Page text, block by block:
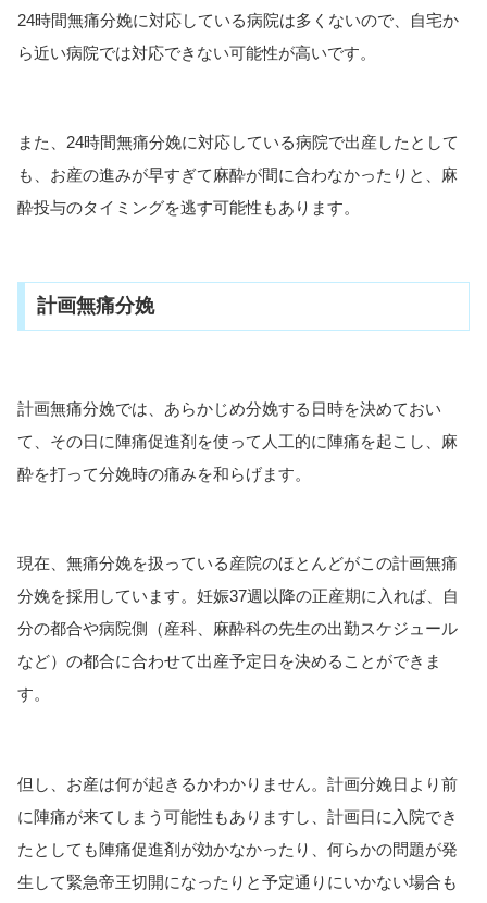
24時間無痛分娩に対応している病院は多くないので、自宅か
ら近い病院では対応できない可能性が高いです。
また、24時間無痛分娩に対応している病院で出産したとして
も、お産の進みが早すぎて麻酔が間に合わなかったりと、麻
酔投与のタイミングを逃す可能性もあります。
計画無痛分娩
計画無痛分娩では、あらかじめ分娩する日時を決めておい
て、その日に陣痛促進剤を使って人工的に陣痛を起こし、麻
酔を打って分娩時の痛みを和らげます。
現在、無痛分娩を扱っている産院のほとんどがこの計画無痛
分娩を採用しています。妊娠37週以降の正産期に入れば、自
分の都合や病院側（産科、麻酔科の先生の出勤スケジュール
など）の都合に合わせて出産予定日を決めることができま
す。
但し、お産は何が起きるかわかりません。計画分娩日より前
に陣痛が来てしまう可能性もありますし、計画日に入院でき
たとしても陣痛促進剤が効かなかったり、何らかの問題が発
生して緊急帝王切開になったりと予定通りにいかない場合も